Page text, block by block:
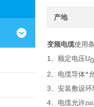
产地
变频电缆使用
1 、额定电压U0
2 、电缆导体*
3 、安装敷设
4 、电缆允许